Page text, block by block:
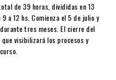
de 39 horas, divididas en 13
a 12 hs. Comienza el 5 de julio y
tres meses. El cierre del
visibilizará los procesos y